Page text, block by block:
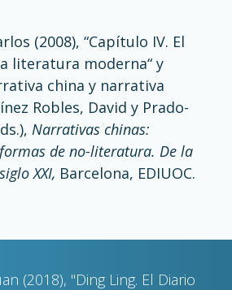
(2008), “Capítulo IV. El
literatura moderna“ y
china y narrativa
Robles, David y Prado-
Narrativas chinas:
de no-literatura. De la
XXI, Barcelona, EDIUOC.
(2018), "Ding Ling. El Diario